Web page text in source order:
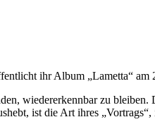
ihr Album „Lametta“ am
wiedererkennbar zu bleiben.
ist die Art ihres